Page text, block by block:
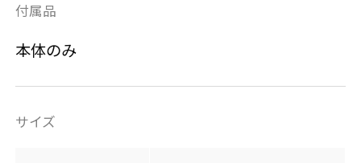
付属品
本体のみ
サイズ